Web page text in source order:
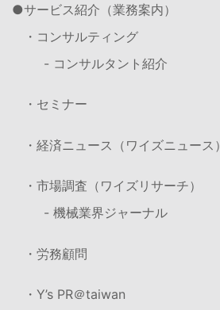
サービス紹介（業務案内）
・コンサルティング
- コンサルタント紹介
・セミナー
・経済ニュース（ワイズニュース）
・市場調査（ワイズリサーチ）
- 機械業界ジャーナル
・労務顧問
・Y’s PR＠taiwan